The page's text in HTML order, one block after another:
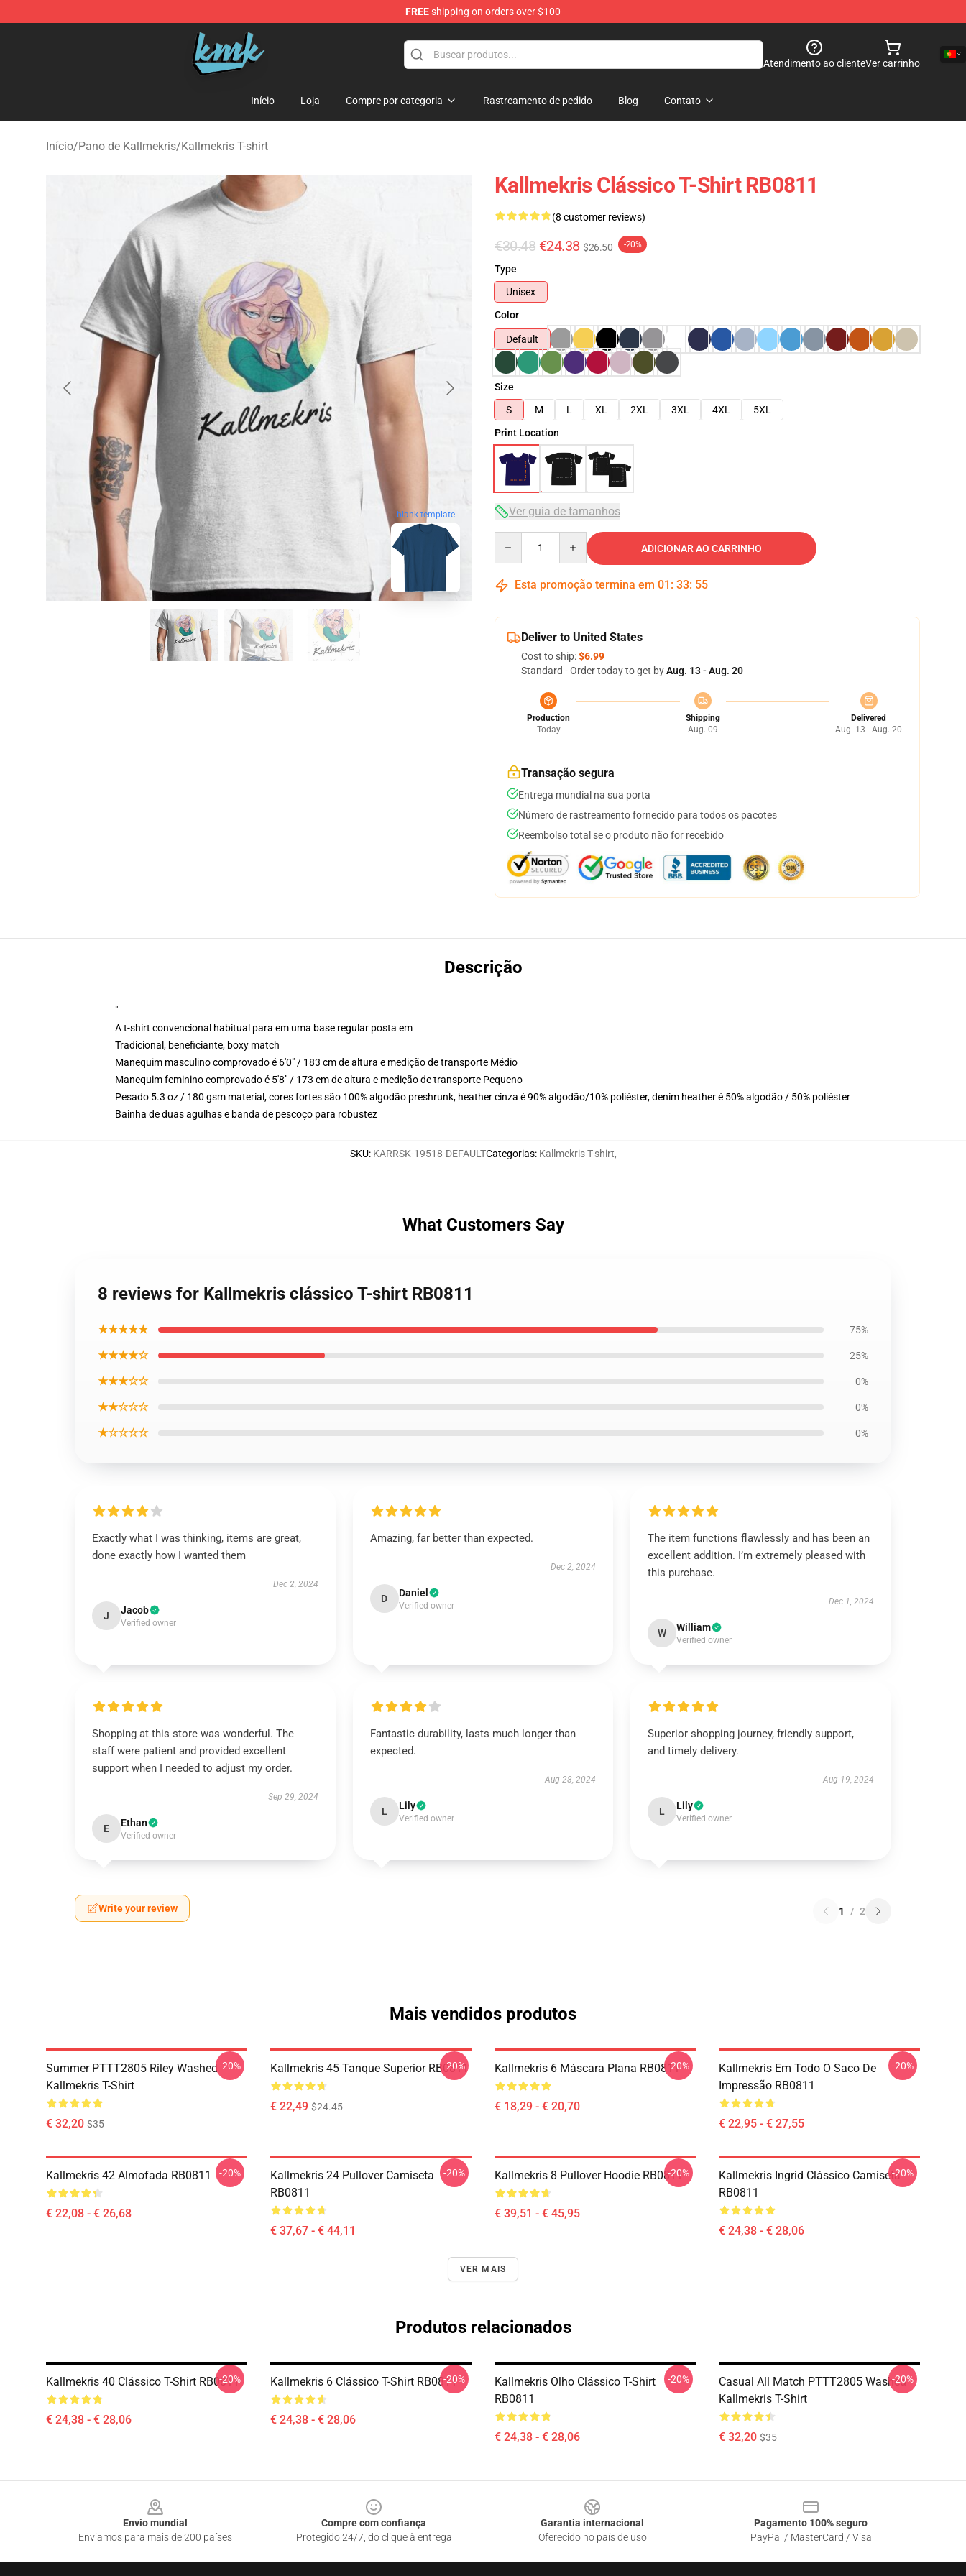
FREEshipping on orders over $100
KallMeKris Store - Official KallMeKris Merchandise Shop
Atendimento ao clienteVer carrinho
Início Loja Compre por categoria Rastreamento de pedido Blog Contato
Início/Pano de Kallmekris/Kallmekris T-shirt
blank template
Kallmekris Clássico T-Shirt RB0811
(8 customer reviews)
€30.48 €24.38 $26.50 -20%
Type
Unisex
Color
Default
Size
S
M L XL 2XL 3XL 4XL
5XL
Print Location
Ver guia de tamanhos
ADICIONAR AO CARRINHO
Esta promoção termina em 01 : 33: 54
Deliver to United States
Cost to ship:$6.99
Standard - Order today to get byAug. 13 - Aug. 20
Production
Today
Shipping
Aug. 09
Delivered
Aug. 13 - Aug. 20
Transação segura
Entrega mundial na sua porta
Número de rastreamento fornecido para todos os pacotes
Reembolso total se o produto não for recebido
Descrição
"
A t-shirt convencional habitual para em uma base regular posta em
Tradicional, beneficiante, boxy match
Manequim masculino comprovado é 6'0" / 183 cm de altura e medição de transporte Médio
Manequim feminino comprovado é 5'8" / 173 cm de altura e medição de transporte Pequeno
Pesado 5.3 oz / 180 gsm material, cores fortes são 100% algodão preshrunk, heather cinza é 90% algodão/10% poliéster, denim heather é 50% algodão / 50% poliéster
Bainha de duas agulhas e banda de pescoço para robustez
SKU: KARRSK-19518-DEFAULTCategorias: Kallmekris T-shirt,
What Customers Say
8 reviews for Kallmekris clássico T-shirt RB0811
★★★★★ 75%
★★★★☆ 25%
★★★☆☆ 0%
★★☆☆☆ 0%
★☆☆☆☆ 0%
Exactly what I was thinking, items are great,
done exactly how I wanted them
Dec 2, 2024
J Jacob
Verified owner
Amazing, far better than expected.
Dec 2, 2024
D Daniel
Verified owner
The item functions flawlessly and has been an
excellent addition. I’m extremely pleased with
this purchase.
Dec 1, 2024
W William
Verified owner
Shopping at this store was wonderful. The
staff were patient and provided excellent
support when I needed to adjust my order.
Sep 29, 2024
E Ethan
Verified owner
Fantastic durability, lasts much longer than
expected.
Aug 28, 2024
L Lily
Verified owner
Superior shopping journey, friendly support,
and timely delivery.
Aug 19, 2024
L Lily
Verified owner
Write your review 1 / 2
Mais vendidos produtos
Summer PTTT2805 Riley Washed
Kallmekris T-Shirt
€ 32,20 $35
-20% Kallmekris 45 Tanque Superior RB0811
€ 22,49 $24.45
-20% Kallmekris 6 Máscara Plana RB0811
€ 18,29 - € 20,70
-20%
Kallmekris Em Todo O Saco De
Impressão RB0811
€ 22,95 - € 27,55
-20%
Kallmekris 42 Almofada RB0811
€ 22,08 - € 26,68
-20%
Kallmekris 24 Pullover Camiseta
RB0811
€ 37,67 - € 44,11
-20% Kallmekris 8 Pullover Hoodie RB0811
€ 39,51 - € 45,95
-20%
Kallmekris Ingrid Clássico Camiseta
RB0811
€ 24,38 - € 28,06
-20%
VER MAIS
Produtos relacionados
Kallmekris 40 Clássico T-Shirt RB0811
€ 24,38 - € 28,06
-20% Kallmekris 6 Clássico T-Shirt RB0811
€ 24,38 - € 28,06
-20%
Kallmekris Olho Clássico T-Shirt
RB0811
€ 24,38 - € 28,06
-20%
Casual All Match PTTT2805 Washed
Kallmekris T-Shirt
€ 32,20 $35
-20%
Envio mundial
Enviamos para mais de 200 países
Compre com confiança
Protegido 24/7, do clique à entrega
Garantia internacional
Oferecido no país de uso
Pagamento 100% seguro
PayPal / MasterCard / Visa